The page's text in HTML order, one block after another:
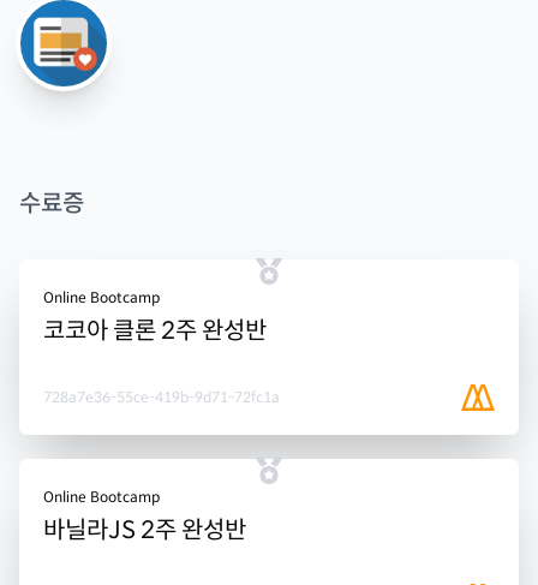
수료증
Online Bootcamp
코코아 클론 2주 완성반
728a7e36-55ce-419b-9d71-72fc1a
Online Bootcamp
바닐라JS 2주 완성반